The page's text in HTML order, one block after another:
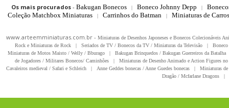
Os mais procurados- Bakugan Bonecos | Boneco Johnny Depp |
Coleção Matchbox Miniaturas
| Carrinhos do Batman | Miniaturas de
www.arteemminiaturas.com.br - Miniaturas de Desenhos Japoneses e Bonecos Colecionáveis
Rock e Miniaturas de Rock
| Seriados de TV / Bonecos da TV / Miniaturas da Televisão |
Miniaturas de Motos Maisto / Welly / Bburago
| Bakugan Brinquedos / Bakugan Guerreiros da Batalha
de Jogadores / Militares Bonecos/ Caminhões
|
Miniaturas de Desenho Animado e Action Figures
Cavaleiros medieval / Safari e Schleich
| Anne Geddes bonecas / Anne Guedes bonecas |
Miniaturas
Dragão / Mcfarlane Dragons
|